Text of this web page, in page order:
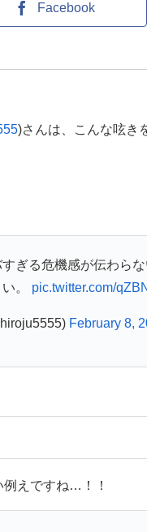
Facebook
)さんは、こんな呟き
ぎる危機感が伝わら
。 pic.twitter.com/
February 8,
えですね…！！